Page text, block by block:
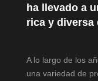
ha llevado a
rica y diversa
A lo largo de los
una variedad de